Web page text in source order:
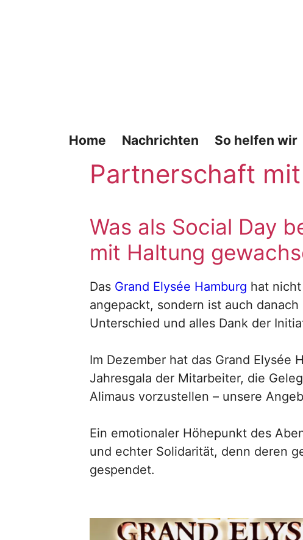
Home Nachrichten So helfen wir
Partnerschaft
Was als Social Day
mit Haltung
Das Grand Elysée Hamburg hat
angepackt, sondern ist auch
Unterschied und alles Dank der
Im Dezember hat das Grand Elysée
Jahresgala der Mitarbeiter, die
Alimaus vorzustellen – unsere
Ein emotionaler Höhepunkt des
und echter Solidarität, denn deren
gespendet.